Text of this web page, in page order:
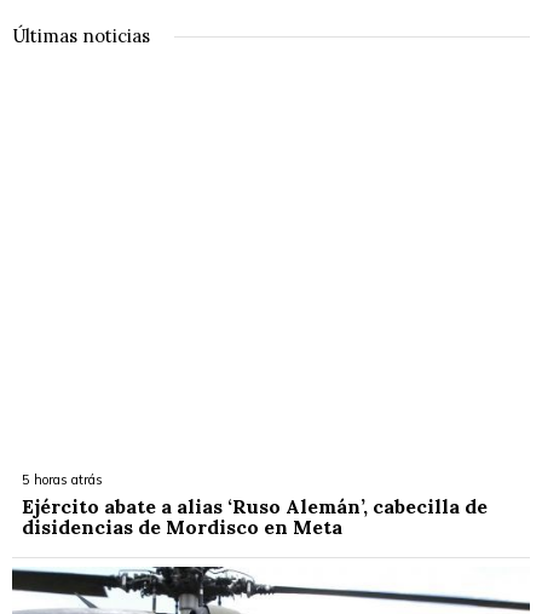
Últimas noticias
5 horas atrás
Ejército abate a alias ‘Ruso Alemán’, cabecilla de
disidencias de Mordisco en Meta